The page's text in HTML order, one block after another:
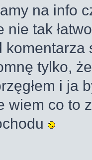
na info
nie tak
komentarza
tylko,
i ja
wiem co to